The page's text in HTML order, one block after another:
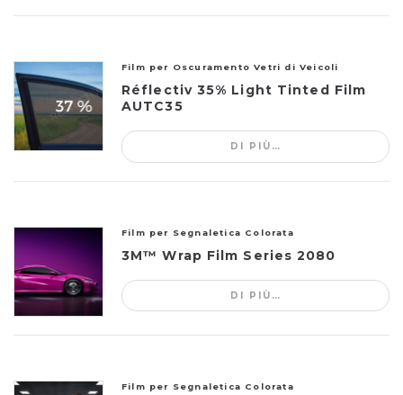
Film per Oscuramento Vetri di Veicoli
Réflectiv 35% Light Tinted Film
AUTC35
DI PIÙ…
Film per Segnaletica Colorata
3M™ Wrap Film Series 2080
DI PIÙ…
Film per Segnaletica Colorata